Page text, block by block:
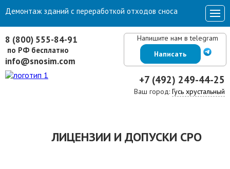
8 (800) 555-84-91
по РФ бесплатно
info@snosim.com
Напишите нам в telegram
Написать
+7 (492) 249-44-25
Ваш город: Гусь хрустальный
Демонтаж зданий с переработкой отходов сноса
ЛИЦЕНЗИИ И ДОПУСКИ СРО